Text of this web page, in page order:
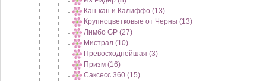
Кан-кан и Калиффо (13)
Крупноцветковые от Черны (13)
Лимбо GP (27)
Мистрал (10)
Превосходнейшая (3)
Призм (16)
Саксесс 360 (15)